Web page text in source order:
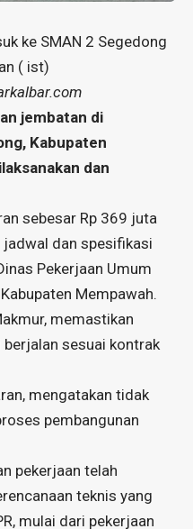
ke SMAN 2 Segedong
( ist)
jembatan di
Kabupaten
dan
sebesar Rp 369 juta
dan spesifikasi
Pekerjaan Umum
Mempawah.
memastikan
sesuai kontrak
mengatakan tidak
pembangunan
pekerjaan telah
teknis yang
mulai dari pekerjaan